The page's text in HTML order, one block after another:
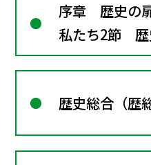
序章 歴史の
私たち2節 歴
料
歴史総合（歴